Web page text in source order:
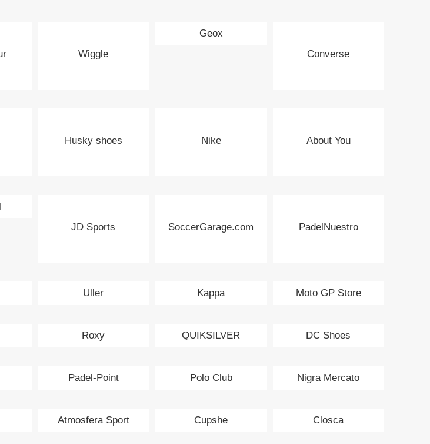
Wiggle
Geox
Converse
Husky shoes Nike About You
JD Sports
SoccerGarage.com PadelNuestro
Uller Kappa Moto GP Store
Roxy QUIKSILVER DC Shoes
Padel-Point Polo Club Nigra Mercato
Atmosfera Sport Cupshe Closca